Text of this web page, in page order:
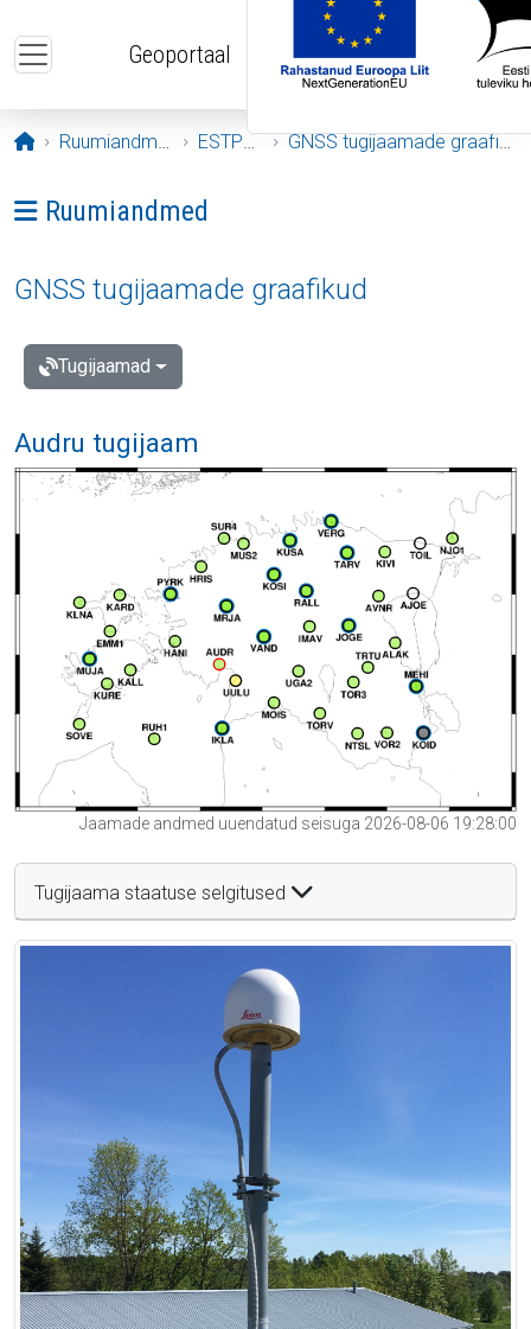
Geoportaal
Avaleht
Ruumiandmed ESTPOS GNSS tugijaamade graafikud
Ava menüü: Ruumiandmed
Ruumiandmed
GNSS tugijaamade graafikud
Tugijaamad
Audru tugijaam
Jaamade andmed uuendatud seisuga 2026-08-06 19:28:00
Tugijaama staatuse selgitused